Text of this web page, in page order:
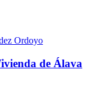
Ordoyo
de Álava